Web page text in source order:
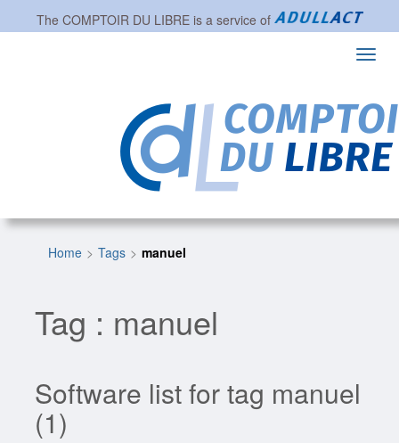
The COMPTOIR DU LIBREis a service of
Home Tags manuel
Tag : manuel
Software list for tag manuel
(1)